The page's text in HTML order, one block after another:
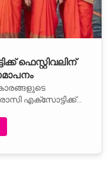
ഫെസ്റ്റിവലിന്
എക്സോട്ടിക്ക്